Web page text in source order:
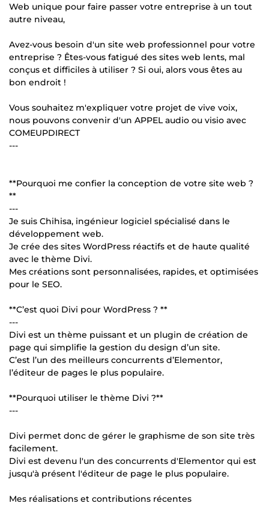
Web unique pour faire passer votre entreprise à un tout
autre niveau,
Avez-vous besoin d'un site web professionnel pour votre
entreprise ? Êtes-vous fatigué des sites web lents, mal
conçus et difficiles à utiliser ? Si oui, alors vous êtes au
bon endroit !
Vous souhaitez m'expliquer votre projet de vive voix,
nous pouvons convenir d'un APPEL audio ou visio avec
COMEUPDIRECT
---
**Pourquoi me confier la conception de votre site web ?
**
---
Je suis Chihisa, ingénieur logiciel spécialisé dans le
développement web.
Je crée des sites WordPress réactifs et de haute qualité
avec le thème Divi.
Mes créations sont personnalisées, rapides, et optimisées
pour le SEO.
**C’est quoi Divi pour WordPress ? **
---
Divi est un thème puissant et un plugin de création de
page qui simplifie la gestion du design d’un site.
C’est l’un des meilleurs concurrents d’Elementor,
l’éditeur de pages le plus populaire.
**Pourquoi utiliser le thème Divi ?**
---
Divi permet donc de gérer le graphisme de son site très
facilement.
Divi est devenu l'un des concurrents d'Elementor qui est
jusqu'à présent l'éditeur de page le plus populaire.
Mes réalisations et contributions récentes